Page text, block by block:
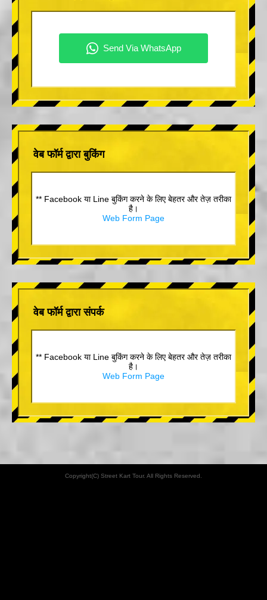
वेब फॉर्म द्वारा बुकिंग
** Facebook या Line बुकिंग करने के लिए बेहतर और तेज़ तरीका
है।
Web Form Page
वेब फॉर्म द्वारा संपर्क
** Facebook या Line बुकिंग करने के लिए बेहतर और तेज़ तरीका
है।
Web Form Page
Copyright(C) Street Kart Tour. All Rights Reserved.